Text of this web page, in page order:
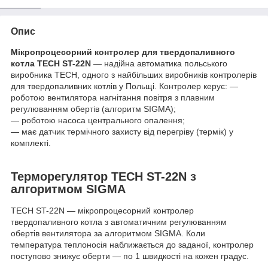
Опис
Мікропроцесорний контролер для твердопаливного
котла TECH ST-22N — надійна автоматика польського
виробника TECH, одного з найбільших виробників контролерів
для твердопаливних котлів у Польщі. Контролер керує: —
роботою вентилятора нагнітання повітря з плавним
регулюванням обертів (алгоритм SIGMA);
— роботою насоса центрального опалення;
— має датчик термічного захисту від перегріву (термік) у
комплекті.
Терморегулятор TECH ST-22N з
алгоритмом SIGMA
TECH ST-22N — мікропроцесорний контролер
твердопаливного котла з автоматичним регулюванням
обертів вентилятора за алгоритмом SIGMA. Коли
температура теплоносія наближається до заданої, контролер
поступово знижує оберти — по 1 швидкості на кожен градус.